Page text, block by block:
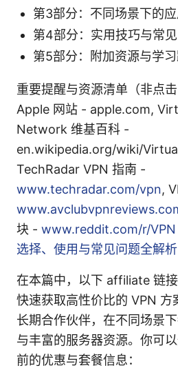
第3部分：不同场景下的
第4部分：实用技巧与常
第5部分：附加资源与学
重要提醒与资源清单（非点
Apple 网站 - apple.com,
Network 维基百科 -
en.wikipedia.org/wiki/
TechRadar VPN 指南 -
www.techradar.com/vpn,
块 - www.reddit.com/r/VPN
选择、使用与常见问题全解析
在本篇中，以下 affiliate 链
快速获取高性价比的 VPN
长期合作伙伴，在不同场景
与丰富的服务器资源。你可
前的优惠与套餐信息：